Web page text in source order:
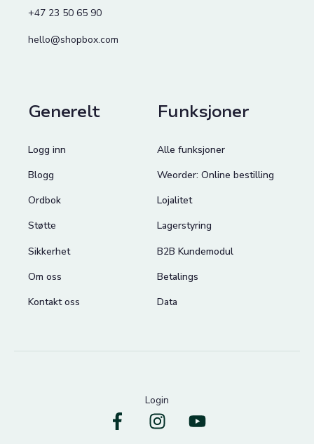
+47 23 50 65 90
hello@shopbox.com
Generelt
Logg inn
Blogg
Ordbok
Støtte
Sikkerhet
Om oss
Kontakt oss
Funksjoner
Alle funksjoner
Weorder: Online bestilling
Lojalitet
Lagerstyring
B2B Kundemodul
Betalings
Data
Login